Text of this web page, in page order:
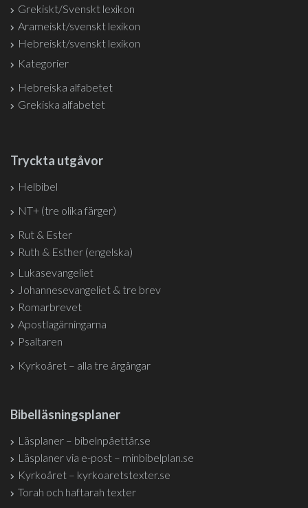
Grekiskt/Svenskt lexikon
Arameiskt/svenskt lexikon
Hebreiskt/svenskt lexikon
Kategorier
Hebreiska alfabetet
Grekiska alfabetet
Tryckta utgåvor
Helbibel
NT+ (tre olika färger)
Rut & Ester
Ruth & Esther (engelska)
Lukasevangeliet
Johannesevangeliet & tre brev
Romarbrevet
Apostlagärningarna
Psaltaren
Kyrkoåret – alla tre årgångar
Bibelläsningsplaner
Läsplaner – bibelnpåettår.se
Läsplaner via e-post – minbibelplan.se
Kyrkoåret – kyrkoaretstexter.se
Torah och haftarah texter